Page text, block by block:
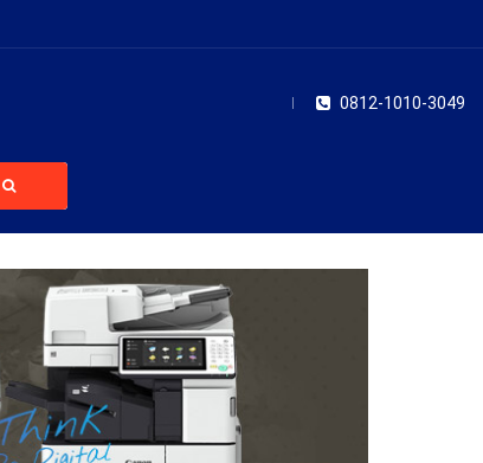
0812-1010-3049